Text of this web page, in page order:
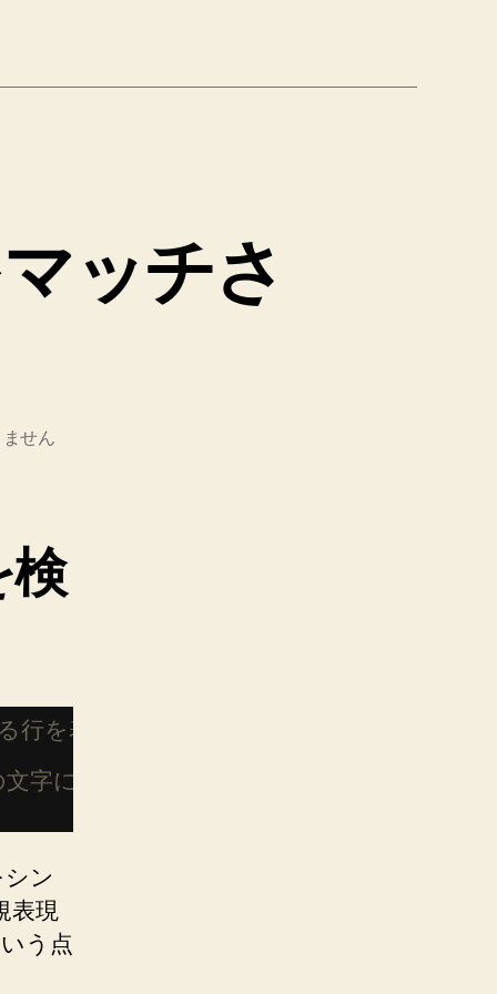
ッチさ
せん
検
を表示
字にマッチ
ン
表現
う点